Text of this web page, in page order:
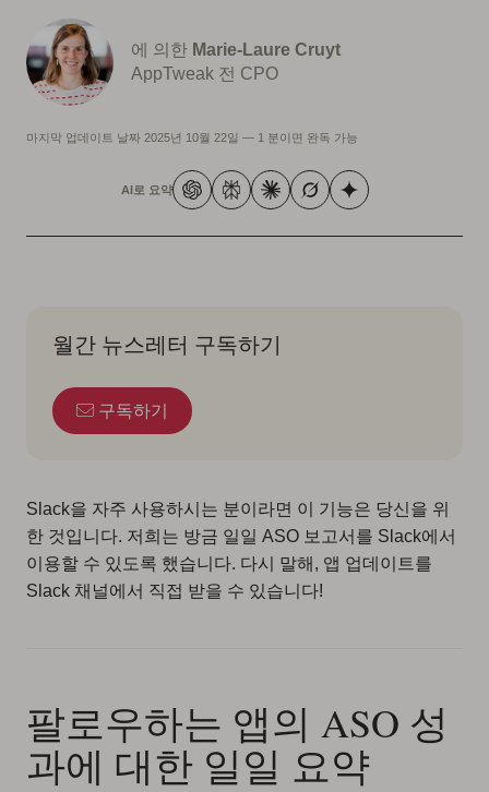
에 의한 Marie-Laure Cruyt
AppTweak 전 CPO
마지막 업데이트 날짜 2025년 10월 22일 — 1 분이면 완독 가능
AI로 요약
월간 뉴스레터 구독하기
구독하기
Slack을 자주 사용하시는 분이라면 이 기능은 당신을 위
한 것입니다. 저희는 방금 일일 ASO 보고서를 Slack에서
이용할 수 있도록 했습니다. 다시 말해, 앱 업데이트를
Slack 채널에서 직접 받을 수 있습니다!
팔로우하는 앱의 ASO 성
과에 대한 일일 요약